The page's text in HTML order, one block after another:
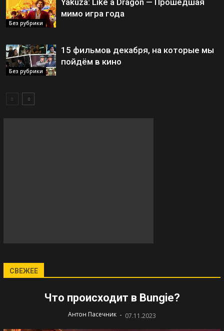
Без рубрики
Yakuza: Like a Dragon — Прошедшая
мимо игра года
Без рубрики
15 фильмов декабря, на которые мы
пойдём в кино
СВЕЖЕЕ
Что происходит в Bungie?
Антон Пасечник - 07.11.2023